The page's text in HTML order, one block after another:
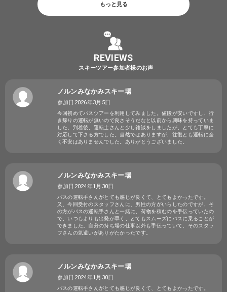
もっと見る
REVIEWS
スキーツアー参加者様のお声
ノルンみなかみスキー場
参加日2026年3月5日
今回初めてバスツアーを利用してみました。値段が安いですし、行
き帰りの運転が無いので良さそうだなと以前から興味を持っていま
した。到着後、運転士さんと少し雑談をしましたが、とても丁寧に
対応して下さる方でした。当然ではありますが、往復とも運転に全
く不安はありませんでした。ありがとうございました。
ノルンみなかみスキー場
参加日2024年1月30日
バスの運転手さんがとても感じが良くて、とてもよかったです。
又、今回受付のスタッフさんに、男性の方がいらしたのですが、そ
の方がバスの運転手さんと一緒に、荷物を積むのを手伝っていたの
で、いつもよりも出発が早く、とてもスムーズにバスに乗ることが
できました。自分の持ち場の仕事以外も手伝っていて、そのスタッ
フさんの気遣いがありがたかったです。
ノルンみなかみスキー場
参加日2024年1月30日
バスの運転手さんがとても感じが良くて、とてもよかったです。